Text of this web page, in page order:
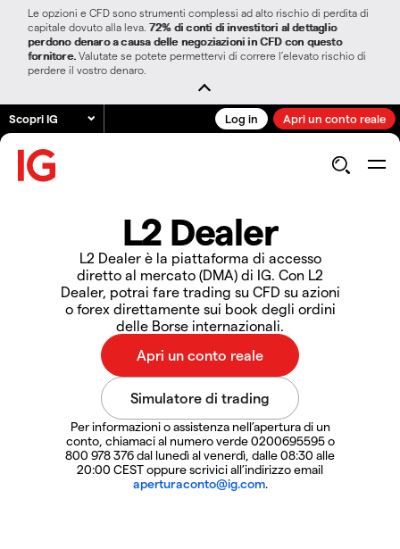
Le opzioni e CFD sono strumenti complessi ad alto rischio di perdita di
capitale dovuto alla leva. 72% di conti di investitori al dettaglio
perdono denaro a causa delle negoziazioni in CFD con questo
fornitore. Valutate se potete permettervi di correre l’elevato rischio di
perdere il vostro denaro.
Scopri IG Log in Apri un conto reale
L2 Dealer
L2 Dealer è la piattaforma di accesso
diretto al mercato (DMA) di IG. Con L2
Dealer, potrai fare trading su CFD su azioni
o forex direttamente sui book degli ordini
delle Borse internazionali.
Per informazioni o assistenza nell’apertura di un
conto, chiamaci al numero verde 0200695595 o
800 978 376 dal lunedì al venerdì, dalle 08:30 alle
20:00 CEST oppure scrivici all’indirizzo email
aperturaconto@ig.com.